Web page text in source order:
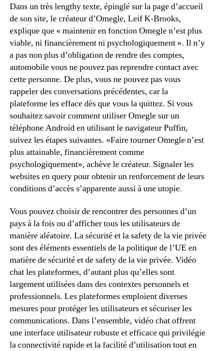
Dans un très lengthy texte, épinglé sur la page d’accueil
de son site, le créateur d’Omegle, Leif K-Brooks,
explique que « maintenir en fonction Omegle n’est plus
viable, ni financièrement ni psychologiquement ». Il n’y
a pas non plus d’obligation de rendre des comptes,
automobile vous ne pouvez pas reprendre contact avec
cette personne. De plus, vous ne pouvez pas vous
rappeler des conversations précédentes, car la
plateforme les efface dès que vous la quittez. Si vous
souhaitez savoir comment utiliser Omegle sur un
téléphone Android en utilisant le navigateur Puffin,
suivez les étapes suivantes. «Faire tourner Omegle n’est
plus attainable, financièrement comme
psychologiquement», achève le créateur. Signaler les
websites en query pour obtenir un renforcement de leurs
conditions d’accès s’apparente aussi à une utopie.
Vous pouvez choisir de rencontrer des personnes d’un
pays à la fois ou d’afficher tous les utilisateurs de
manière aléatoire. La sécurité et la safety de la vie privée
sont des éléments essentiels de la politique de l’UE en
matière de sécurité et de safety de la vie privée. Vidéo
chat les plateformes, d’autant plus qu’elles sont
largement utilisées dans des contextes personnels et
professionnels. Les plateformes emploient diverses
mesures pour protéger les utilisateurs et sécuriser les
communications. Dans l’ensemble, vidéo chat offrent
une interface utilisateur robuste et efficace qui privilégie
la connectivité rapide et la facilité d’utilisation tout en